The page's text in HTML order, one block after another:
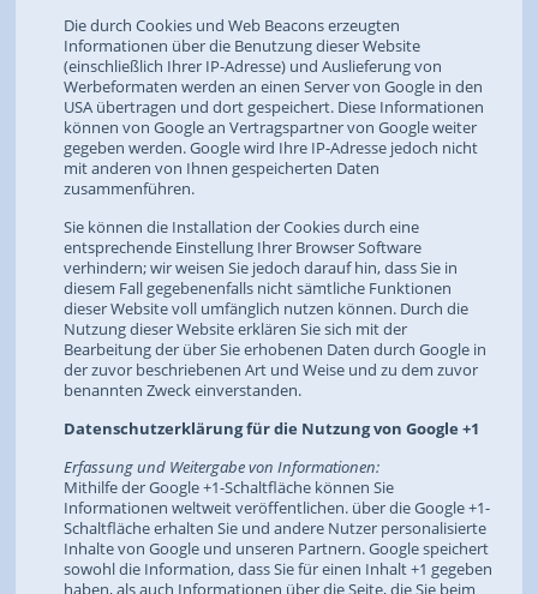
Die durch Cookies und Web Beacons erzeugten
Informationen über die Benutzung dieser Website
(einschließlich Ihrer IP-Adresse) und Auslieferung von
Werbeformaten werden an einen Server von Google in den
USA übertragen und dort gespeichert. Diese Informationen
können von Google an Vertragspartner von Google weiter
gegeben werden. Google wird Ihre IP-Adresse jedoch nicht
mit anderen von Ihnen gespeicherten Daten
zusammenführen.
Sie können die Installation der Cookies durch eine
entsprechende Einstellung Ihrer Browser Software
verhindern; wir weisen Sie jedoch darauf hin, dass Sie in
diesem Fall gegebenenfalls nicht sämtliche Funktionen
dieser Website voll umfänglich nutzen können. Durch die
Nutzung dieser Website erklären Sie sich mit der
Bearbeitung der über Sie erhobenen Daten durch Google in
der zuvor beschriebenen Art und Weise und zu dem zuvor
benannten Zweck einverstanden.
Datenschutzerklärung für die Nutzung von Google +1
Erfassung und Weitergabe von Informationen:
Mithilfe der Google +1-Schaltfläche können Sie
Informationen weltweit veröffentlichen. über die Google +1-
Schaltfläche erhalten Sie und andere Nutzer personalisierte
Inhalte von Google und unseren Partnern. Google speichert
sowohl die Information, dass Sie für einen Inhalt +1 gegeben
haben, als auch Informationen über die Seite, die Sie beim